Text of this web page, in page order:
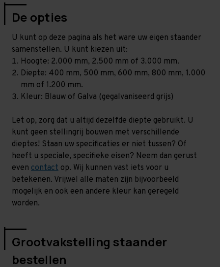
De opties
U kunt op deze pagina als het ware uw eigen staander
samenstellen. U kunt kiezen uit:
Hoogte: 2.000 mm, 2.500 mm of 3.000 mm.
Diepte: 400 mm, 500 mm, 600 mm, 800 mm, 1.000
mm of 1.200 mm.
Kleur: Blauw of Galva (gegalvaniseerd grijs)
Let op, zorg dat u altijd dezelfde diepte gebruikt. U
kunt geen stellingrij bouwen met verschillende
dieptes! Staan uw specificaties er niet tussen? Of
heeft u speciale, specifieke eisen? Neem dan gerust
even contact op. Wij kunnen vast iets voor u
betekenen. Vrijwel alle maten zijn bijvoorbeeld
mogelijk en ook een andere kleur kan geregeld
worden.
Grootvakstelling staander
bestellen